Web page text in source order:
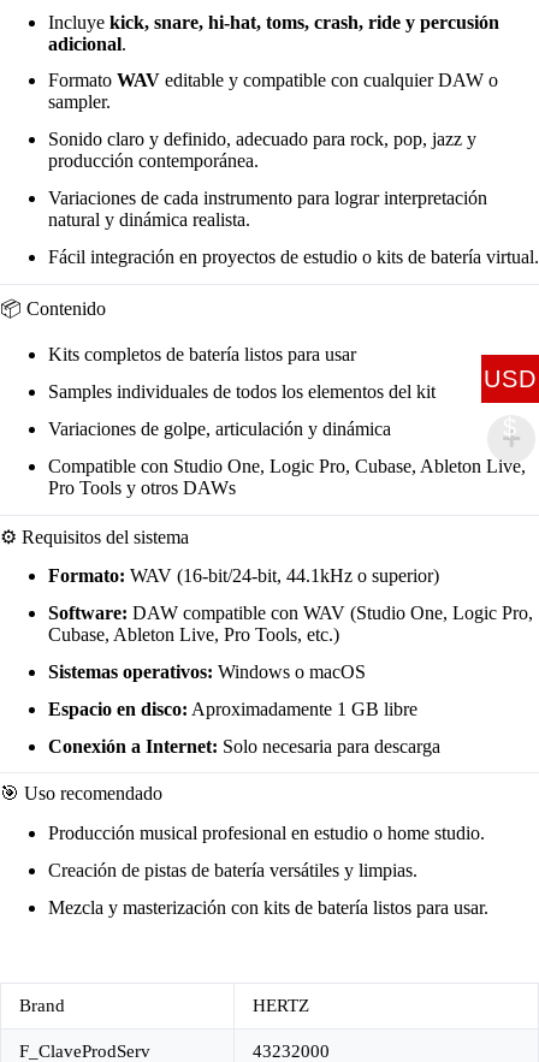
Incluye kick, snare, hi-hat, toms, crash, ride y percusión
adicional.
Formato WAV editable y compatible con cualquier DAW o
sampler.
Sonido claro y definido, adecuado para rock, pop, jazz y
producción contemporánea.
Variaciones de cada instrumento para lograr interpretación
natural y dinámica realista.
Fácil integración en proyectos de estudio o kits de batería virtual.
📦 Contenido
Kits completos de batería listos para usar
Samples individuales de todos los elementos del kit
Variaciones de golpe, articulación y dinámica
Compatible con Studio One, Logic Pro, Cubase, Ableton Live,
Pro Tools y otros DAWs
⚙️ Requisitos del sistema
Formato: WAV (16-bit/24-bit, 44.1kHz o superior)
Software: DAW compatible con WAV (Studio One, Logic Pro,
Cubase, Ableton Live, Pro Tools, etc.)
Sistemas operativos: Windows o macOS
Espacio en disco: Aproximadamente 1 GB libre
Conexión a Internet: Solo necesaria para descarga
🎯 Uso recomendado
Producción musical profesional en estudio o home studio.
Creación de pistas de batería versátiles y limpias.
Mezcla y masterización con kits de batería listos para usar.
Brand HERTZ
F_ClaveProdServ 43232000
USD
$